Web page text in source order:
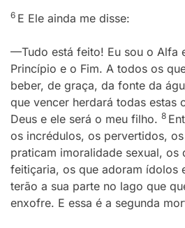
6 E Ele ainda me disse:
—Tudo está feito! Eu sou o Alfa
Princípio e o Fim. A todos os
beber, de graça, da fonte da
que vencer herdará todas estas
Deus e ele será o meu filho. 8
os incrédulos, os pervertidos,
praticam imoralidade sexual, os
feitiçaria, os que adoram ídolos
terão a sua parte no lago que
enxofre. E essa é a segunda